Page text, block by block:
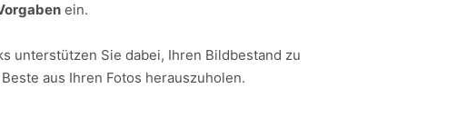
ein.
unterstützen Sie dabei, Ihren Bildbestand zu
aus Ihren Fotos herauszuholen.